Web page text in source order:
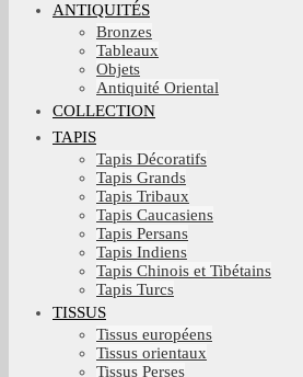
ANTIQUITÉS
Bronzes
Tableaux
Objets
Antiquité Oriental
COLLECTION
TAPIS
Tapis Décoratifs
Tapis Grands
Tapis Tribaux
Tapis Caucasiens
Tapis Persans
Tapis Indiens
Tapis Chinois et Tibétains
Tapis Turcs
TISSUS
Tissus européens
Tissus orientaux
Tissus Perses